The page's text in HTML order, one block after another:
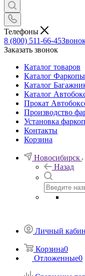
Телефоны
8 (800) 511-66-45
Заказать звонок
Каталог товаров
Каталог Фаркопы
Каталог
Каталог
Прокат
Производство
Установка
Контакты
Корзина
Новосибирск
Назад
Личный
Корзина0
Отложенные0